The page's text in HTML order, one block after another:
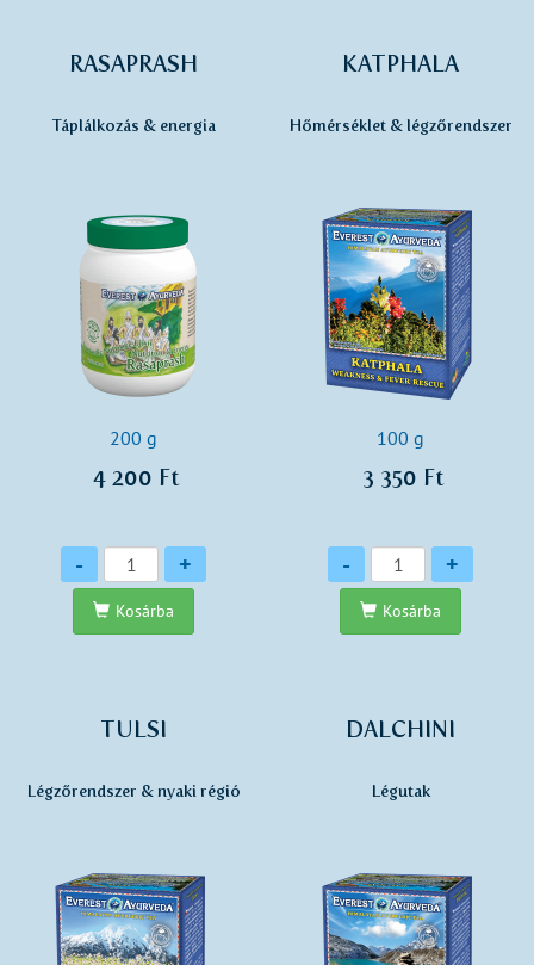
RASAPRASH
Táplálkozás & energia
200 g
4 200 Ft
Mennyiség
- +
Kosárba
KATPHALA
Hőmérséklet & légzőrendszer
100 g
3 350 Ft
Mennyiség
- +
Kosárba
TULSI
Légzőrendszer & nyaki régió
DALCHINI
Légutak